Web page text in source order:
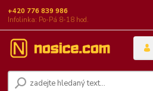
+420 776 839 986
Infolinka: Po-Pá 8-18 hod.